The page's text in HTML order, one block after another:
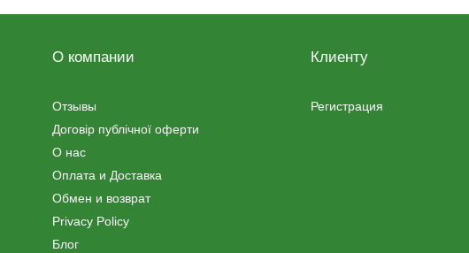
О компании
Отзывы
Договір публічної оферти
О нас
Оплата и Доставка
Обмен и возврат
Privacy Policy
Блог
Клиенту
Регистрация